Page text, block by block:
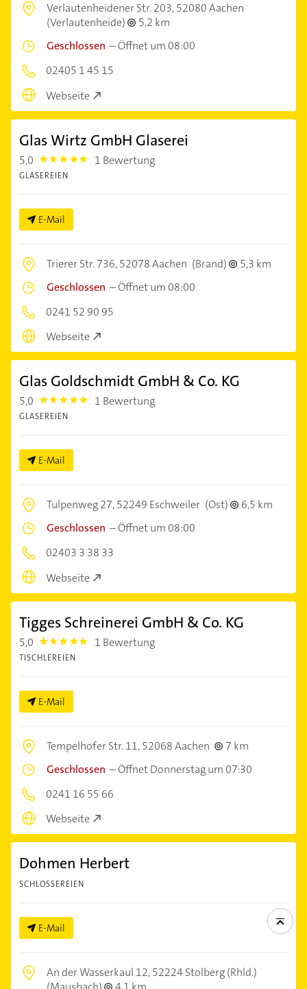
Verlautenheidener Str. 203,52080 Aachen
(Verlautenheide)
5,2 km
Geschlossen –Öffnet um 08:00
02405 1 45 15
Webseite
Glas Wirtz GmbH Glaserei
5,0 5.0 1 Bewertung
GLASEREIEN
E-Mail
Trierer Str. 736,52078 Aachen (Brand)
5,3 km
Geschlossen –Öffnet um 08:00
0241 52 90 95
Webseite
Glas Goldschmidt GmbH & Co. KG
5,0 5.0 1 Bewertung
GLASEREIEN
E-Mail
Tulpenweg 27,52249 Eschweiler (Ost)
6,5 km
Geschlossen –Öffnet um 08:00
02403 3 38 33
Webseite
Tigges Schreinerei GmbH & Co. KG
5,0 5.0 1 Bewertung
TISCHLEREIEN
E-Mail
Tempelhofer Str. 11,52068 Aachen
7 km
Geschlossen –Öffnet Donnerstag um 07:30
0241 16 55 66
Webseite
Dohmen Herbert
SCHLOSSEREIEN
E-Mail
An der Wasserkaul 12,52224 Stolberg (Rhld.)